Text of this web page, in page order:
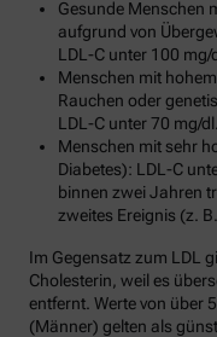
Gesunde Menschen
aufgrund von
LDL-C unter 100 mg/
Menschen mit
Rauchen oder
LDL-C unter 70 mg/dl.
Menschen mit sehr
Diabetes): LDL-C
binnen zwei Jahren
zweites Ereignis (z.
Im Gegensatz zum LDL
Cholesterin, weil es
entfernt. Werte von über
(Männer) gelten als